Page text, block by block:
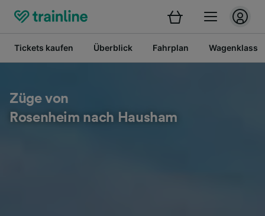
Tickets kaufen Überblick Fahrplan
Züge von
Rosenheim nach Hausham